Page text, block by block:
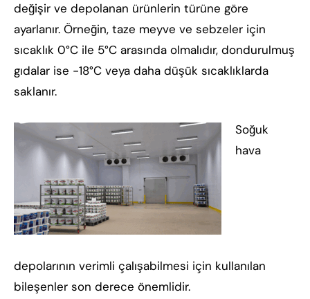
değişir ve depolanan ürünlerin türüne göre
ayarlanır. Örneğin, taze meyve ve sebzeler için
sıcaklık 0°C ile 5°C arasında olmalıdır, dondurulmuş
gıdalar ise -18°C veya daha düşük sıcaklıklarda
saklanır.
Soğuk
hava
depolarının verimli çalışabilmesi için kullanılan
bileşenler son derece önemlidir.